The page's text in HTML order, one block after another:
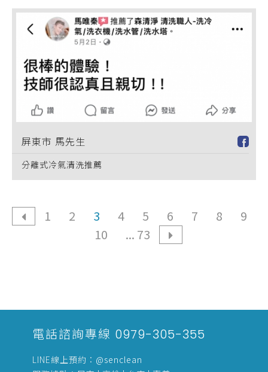
屏東市 馬先生
分離式冷氣清洗推薦
1 2 3 4 5 6 7 8
9
10
... 73
電話諮詢專線 0979-305-355
LINE線上預約： @senclean